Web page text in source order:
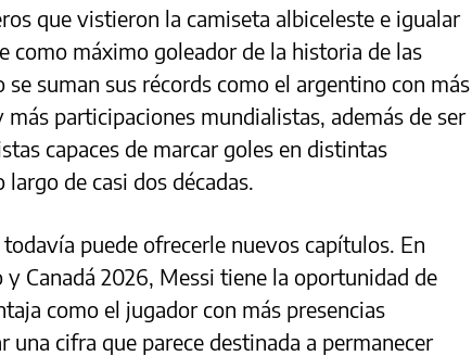
que vistieron la camiseta albiceleste e igualar
como máximo goleador de la historia de las
se suman sus récords como el argentino con más
participaciones mundialistas, además de ser
capaces de marcar goles en distintas
de casi dos décadas.
puede ofrecerle nuevos capítulos. En
Canadá 2026, Messi tiene la oportunidad de
como el jugador con más presencias
una cifra que parece destinada a permanecer